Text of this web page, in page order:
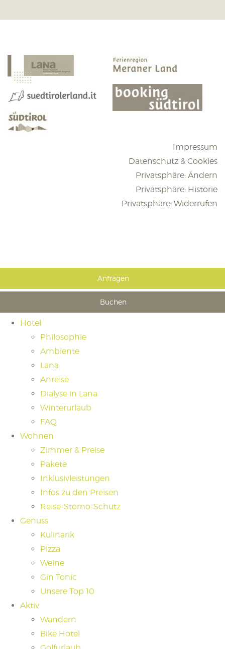
Impressum
Datenschutz & Cookies
Privatsphäre: Ändern
Privatsphäre: Historie
Privatsphäre: Widerrufen
Anfragen
Buchen
Hotel
Philosophie
Ambiente
Lana
Anreise
Dialyse in Lana
Winterurlaub
FAQ
Wohnen
Zimmer & Preise
Pakete
Inklusivleistungen
Infos zu den Preisen
Reise-Storno-Schutz
Genuss
Kulinarik
Pizza
Weine
Gin Tonic
Unsere Top 10
Aktiv
Wandern
Bike Hotel